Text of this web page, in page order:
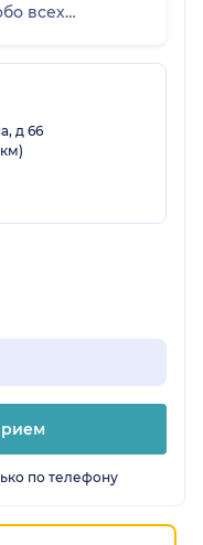
всех
операции,
состояние. В
руках.
и
д 66
по телефону